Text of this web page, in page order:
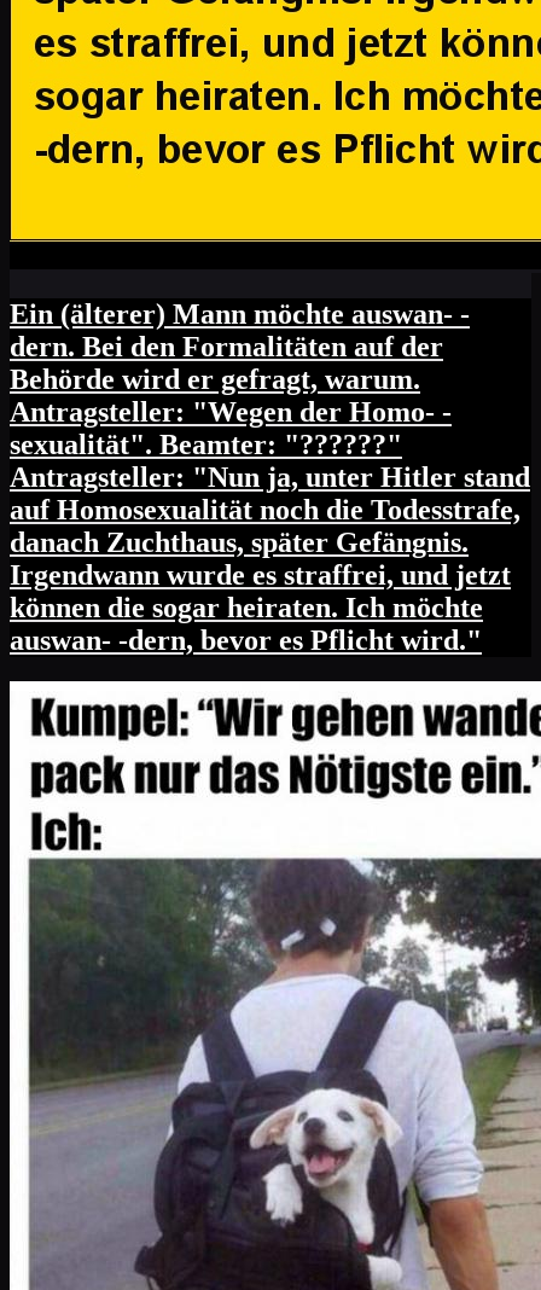
Ein (älterer) Mann möchte auswan- -
dern. Bei den Formalitäten auf der
Behörde wird er gefragt, warum.
Antragsteller: "Wegen der Homo- -
sexualität". Beamter: "??????"
Antragsteller: "Nun ja, unter Hitler stand
auf Homosexualität noch die Todesstrafe,
danach Zuchthaus, später Gefängnis.
Irgendwann wurde es straffrei, und jetzt
können die sogar heiraten. Ich möchte
auswan- -dern, bevor es Pflicht wird."